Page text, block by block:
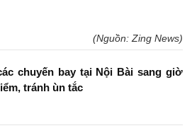
(Nguồn: Zing News)
chuyến bay tại Nội Bài sang giờ
tránh ùn tắc